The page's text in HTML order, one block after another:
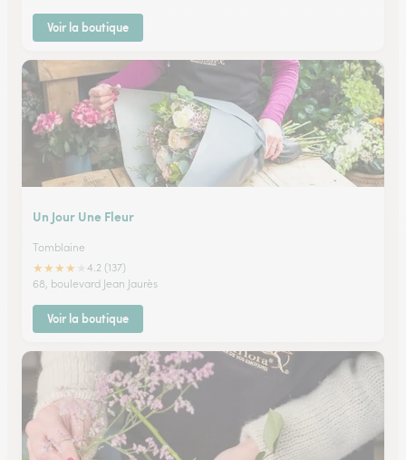
Voir la boutique
Un Jour Une Fleur
Tomblaine
★★★★
4.2 (137)
68, boulevard Jean Jaurès
Voir la boutique